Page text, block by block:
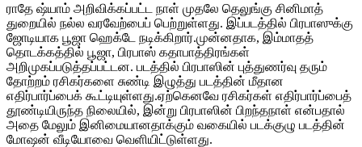
ராதே ஷ்யாம் அறிவிக்கப்பட்ட நாள் முதலே தெலுங்கு சினிமாத்
துறையில் நல்ல வரவேற்பைப் பெற்றுள்ளது. இப்படத்தில் பிரபாஸுக்கு
ஜோடியாக பூஜா ஹெக்டே நடிக்கிறார்.முன்னதாக, இம்மாதத்
தொடக்கத்தில் பூஜா, பிரபாஸ் கதாபாத்திரங்கள்
அறிமுகப்படுத்தப்பட்டன. படத்தில் பிரபாஸின் புத்துணர்வு தரும்
தோற்றம் ரசிகர்களை சுண்டி இழுத்து படத்தின் மீதான
எதிர்பார்ப்பைக் கூட்டியுள்ளது.ஏற்கெனவே ரசிகர்கள் எதிர்பார்ப்பைத்
தூண்டியிருந்த நிலையில், இன்று பிரபாஸின் பிறந்தநாள் என்பதால்
அதை மேலும் இனிமையானதாக்கும் வகையில் படக்குழு படத்தின்
மோஷன் வீடியோவை வெளியிட்டுள்ளது.